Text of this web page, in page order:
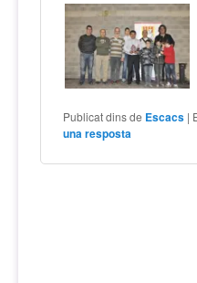
Publicat dins de Escacs |
una resposta